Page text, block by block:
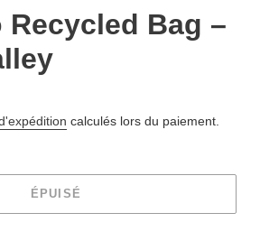
Bag –
calculés lors du paiement.
ÉPUISÉ